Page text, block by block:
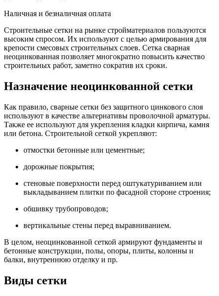
Наличная и безналичная оплата
Строительные сетки на рынке стройматериалов пользуются
высоким спросом. Их используют с целью армирования для
крепости смесовых строительных слоев. Сетка сварная
неоцинкованная позволяет многократно повысить качество
строительных работ, заметно сократив их сроки.
Назначение неоцинкованной сетки
Как правило, сварные сетки без защитного цинкового слоя
используют в качестве альтернативы проволочной арматуры.
Также ее используют для укрепления кладки кирпича, камня
или бетона. Строительной сеткой укрепляют:
отмостки бетонные или цементные;
дорожные покрытия;
стеновые поверхности перед оштукатуриванием или
выкладыванием плитки по фасадной стороне строения;
обшивку трубопроводов;
вертикальные стены перед выравниванием.
В целом, неоцинкованной сеткой армируют фундаменты и
бетонные конструкции, полы, опоры, плиты, колонны и
балки, внутреннюю отделку и пр.
Виды сетки